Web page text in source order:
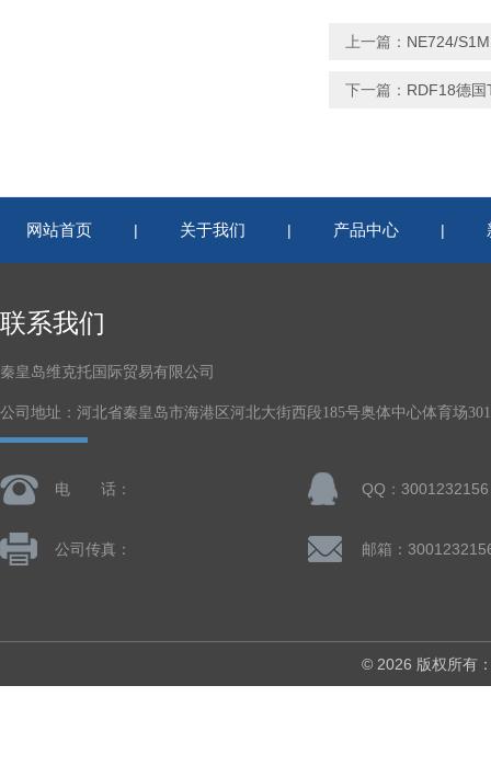
上一篇： NE724/
下一篇： RDF18德
网站首页 | 关于我们 | 产品中心 |
联系我们
秦皇岛维克托国际贸易有限公司
公司地址：河北省秦皇岛市海港区河北大街西段185号奥体中心体育场
电 话： QQ：3001232156
公司传真： 邮箱：
© 2026 版权所有